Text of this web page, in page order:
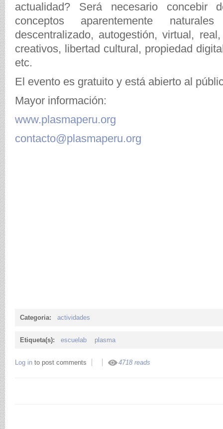
actualidad? Será necesario concebir
conceptos aparentemente
descentralizado, autogestión, virtual,
creativos, libertad cultural, propiedad
etc.
El evento es gratuito y está abierto al
Mayor información:
www.plasmaperu.org
contacto@plasmaperu.org
Categoria: actividades
Etiqueta(s): escuelab plasma
Log in to post comments 4718 reads